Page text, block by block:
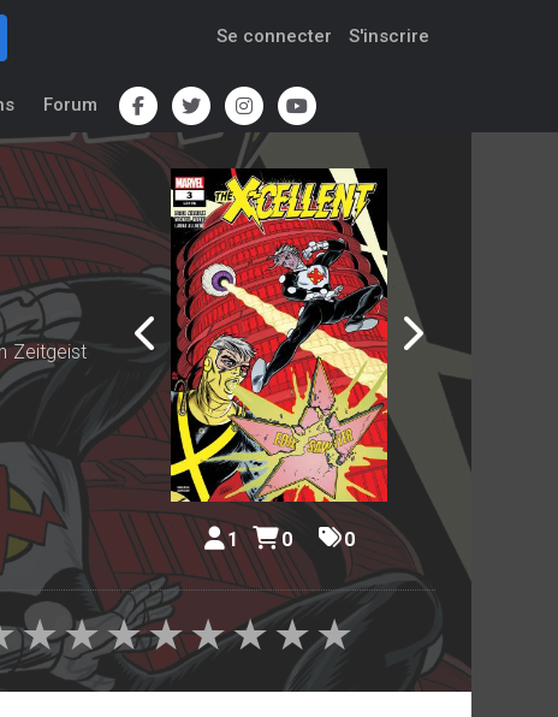
Se connecter S'inscrire
Forum
Zeitgeist
1 0 0
★
★
★
★
★
★
★
★